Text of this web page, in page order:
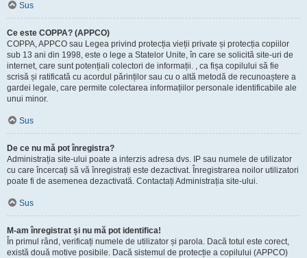
Sus
Ce este COPPA? (APPCO)
COPPA, APPCO sau Legea privind protecția vieții private și protecția copiilor
sub 13 ani din 1998, este o lege a Statelor Unite, în care se solicită site-uri de
internet, care sunt potențiali colectori de informații. , ca fișa copilului să fie
scrisă și ratificată cu acordul părinților sau cu o altă metodă de recunoaștere a
gardei legale, care permite colectarea informațiilor personale identificabile ale
unui minor.
Sus
De ce nu mă pot înregistra?
Administrația site-ului poate a interzis adresa dvs. IP sau numele de utilizator
cu care încercați să vă înregistrați este dezactivat. Înregistrarea noilor utilizatori
poate fi de asemenea dezactivată. Contactați Administrația site-ului.
Sus
M-am înregistrat și nu mă pot identifica!
În primul rând, verificați numele de utilizator și parola. Dacă totul este corect,
există două motive posibile. Dacă sistemul de protecție a copilului (APPCO)